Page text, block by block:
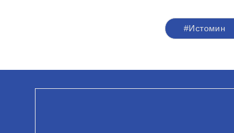
#Истомин